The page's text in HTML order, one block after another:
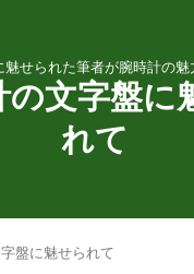
魅せられた筆者が腕時計の魅
の文字盤に
れて
盤に魅せられて